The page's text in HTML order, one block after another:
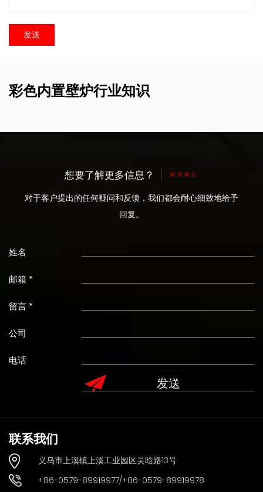
彩色内置壁炉行业知识
想要了解更多信息？ 联系我们
对于客户提出的任何疑问和反馈，我们都会耐心细致地给予
回复。
姓名
邮箱 *
留言 *
公司
电话
联系我们
义乌市上溪镇上溪工业园区吴晗路13号
+86-0579-89919977/+86-0579-89919978